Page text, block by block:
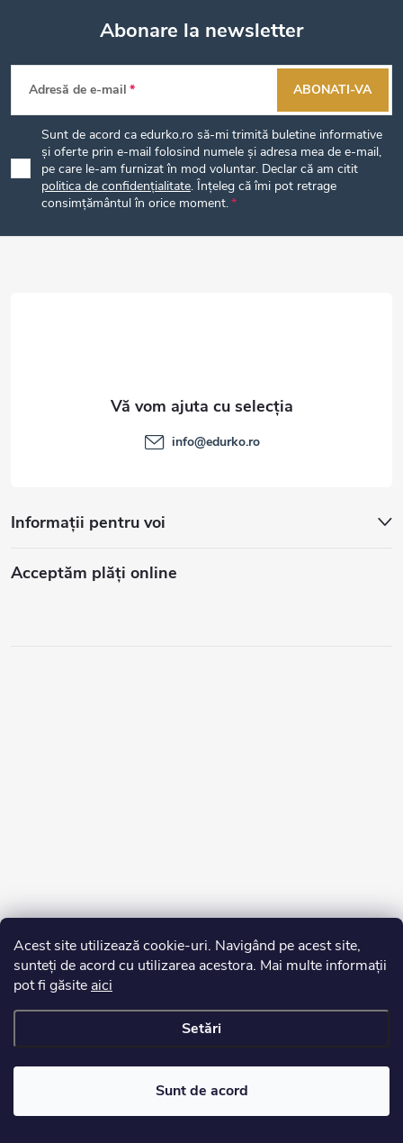
Acest site utilizează cookie-uri. Navigând pe acest site,
sunteți de acord cu utilizarea acestora. Mai multe informații
pot fi găsite aici
Setări
Sunt de acord
S
u
b
o
Abonare la newsletter
Adresă de e-mail
Sunt de acord ca edurko.ro să-mi trimită buletine informative
și oferte prin e-mail folosind numele și adresa mea de e-mail,
pe care le-am furnizat în mod voluntar. Declar că am citit
politica de confidențialitate. Înțeleg că îmi pot retrage
consimțământul în orice moment.
ABONATI-VA
Informații pentru voi
Acceptăm plăţi online
info@edurko.ro
Drepturi de autor 2026Edurko.ro. Toate drepturile rezervate.